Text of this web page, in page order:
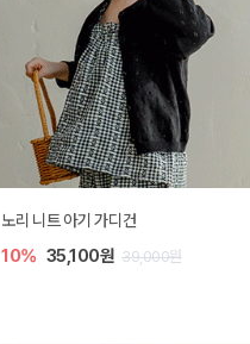
밀라 아기 원피스
20% 27,200원 34,000원